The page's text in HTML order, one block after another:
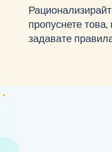
пропуснете
задавате